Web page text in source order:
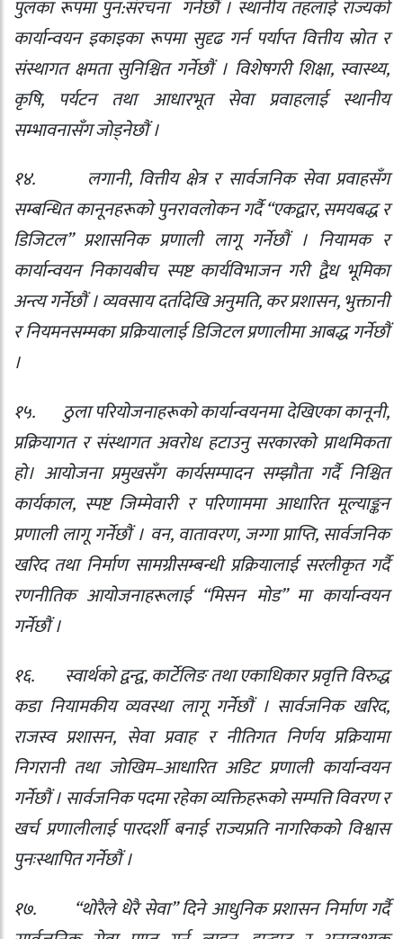
पुलका रूपमा पुन:संरचना गर्नेछौं । स्थानीय तहलाई राज्यको
कार्यान्वयन इकाइका रूपमा सुदृढ गर्न पर्याप्त वित्तीय स्रोत र
संस्थागत क्षमता सुनिश्चित गर्नेछौं । विशेषगरी शिक्षा, स्वास्थ्य,
कृषि, पर्यटन तथा आधारभूत सेवा प्रवाहलाई स्थानीय
सम्भावनासँग जोड्नेछौं ।
१४.
लगानी, वित्तीय क्षेत्र र सार्वजनिक सेवा प्रवाहसँग
सम्बन्धित कानूनहरूको पुनरावलोकन गर्दै “एकद्वार,समयबद्ध र
डिजिटल” प्रशासनिक प्रणाली लागू गर्नेछौं । नियामक र
कार्यान्वयन निकायबीच स्पष्ट कार्यविभाजन गरी द्वैध भूमिका
अन्त्य गर्नेछौं । व्यवसाय दर्तादेखि अनुमति,कर प्रशासन,भुक्तानी
र नियमनसम्मका प्रक्रियालाई डिजिटल प्रणालीमा आबद्ध गर्नेछौं
।
१५.
ठुला परियोजनाहरूको कार्यान्वयनमा देखिएका कानूनी,
प्रक्रियागत र संस्थागत अवरोध हटाउनु सरकारको प्राथमिकता
हो। आयोजना प्रमुखसँग कार्यसम्पादन सम्झौता गर्दै निश्चित
कार्यकाल, स्पष्ट जिम्मेवारी र परिणाममा आधारित मूल्याङ्कन
प्रणाली लागू गर्नेछौं । वन, वातावरण,जग्गा प्राप्ति, सार्वजनिक
खरिद तथा निर्माण सामग्रीसम्बन्धी प्रक्रियालाई सरलीकृत गर्दै
रणनीतिक आयोजनाहरूलाई “मिसन मोड” मा कार्यान्वयन
गर्नेछौं ।
१६.
स्वार्थको द्वन्द्व,कार्टेलिङ तथा एकाधिकार प्रवृत्ति विरुद्ध
कडा नियामकीय व्यवस्था लागू गर्नेछौं । सार्वजनिक खरिद,
राजस्व प्रशासन, सेवा प्रवाह र नीतिगत निर्णय प्रक्रियामा
निगरानी तथा जोखिम–आधारित अडिट प्रणाली कार्यान्वयन
गर्नेछौं । सार्वजनिक पदमा रहेका व्यक्तिहरूको सम्पत्ति विवरण र
खर्च प्रणालीलाई पारदर्शी बनाई राज्यप्रति नागरिकको विश्वास
पुनःस्थापित गर्नेछौं ।
१७. “थोरैले धेरै सेवा” दिने आधुनिक प्रशासन निर्माण गर्दै